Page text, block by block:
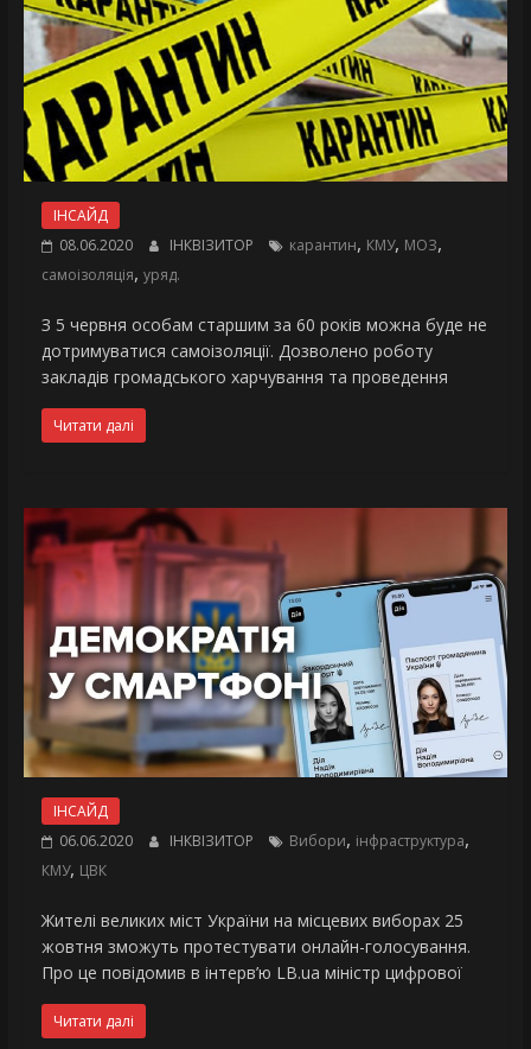
ІНСАЙД
08.06.2020
ІНКВІЗИТОР карантин, КМУ, МОЗ,
самоізоляція, уряд.
З 5 червня особам старшим за 60 років можна буде не
дотримуватися самоізоляції. Дозволено роботу
закладів громадського харчування та проведення
Читати далі
ІНСАЙД
06.06.2020
ІНКВІЗИТОР Вибори, інфраструктура,
КМУ, ЦВК
Жителі великих міст України на місцевих виборах 25
жовтня зможуть протестувати онлайн-голосування.
Про це повідомив в інтерв’ю LB.ua міністр цифрової
Читати далі